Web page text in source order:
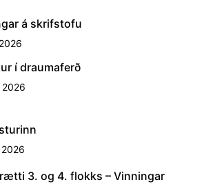
á skrifstofu
í draumaferð
2026
3. og 4. flokks – Vinningar